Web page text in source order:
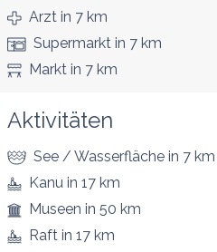
Arzt in 7 km
Supermarkt in 7 km
Markt in 7 km
Aktivitäten
See / Wasserfläche in 7 km
Kanu in 17 km
Museen in 50 km
Raft in 17 km